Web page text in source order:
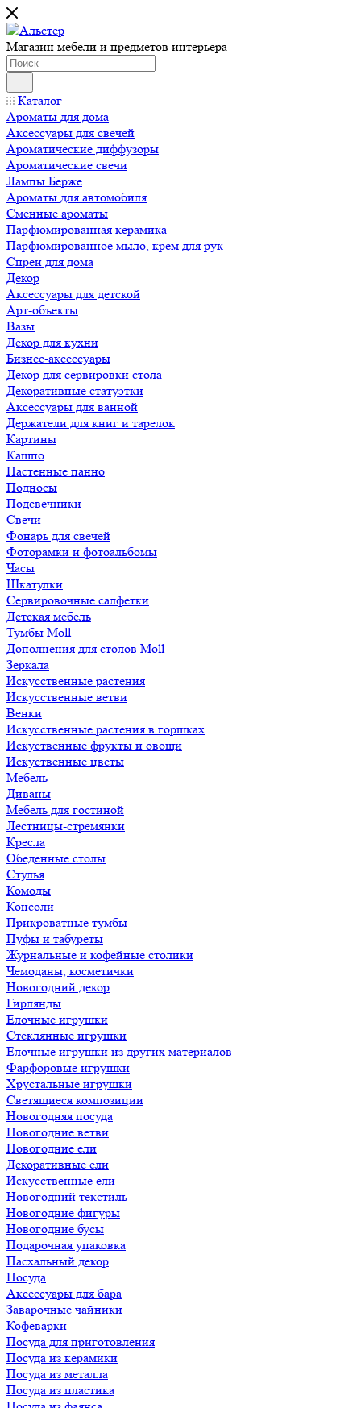
Магазин мебели и предметов интерьера
Каталог
Ароматы для дома
Аксессуары для свечей
Ароматические диффузоры
Ароматические свечи
Лампы Берже
Ароматы для автомобиля
Сменные ароматы
Парфюмированная керамика
Парфюмированное мыло, крем для рук
Спреи для дома
Декор
Аксессуары для детской
Арт-объекты
Вазы
Декор для кухни
Бизнес-аксессуары
Декор для сервировки стола
Декоративные статуэтки
Аксессуары для ванной
Держатели для книг и тарелок
Картины
Кашпо
Настенные панно
Подносы
Подсвечники
Свечи
Фонарь для свечей
Фоторамки и фотоальбомы
Часы
Шкатулки
Сервировочные салфетки
Детская мебель
Тумбы Moll
Дополнения для столов Moll
Зеркала
Искусственные растения
Искусственные ветви
Венки
Искусственные растения в горшках
Искуственные фрукты и овощи
Искуственные цветы
Мебель
Диваны
Мебель для гостиной
Лестницы-стремянки
Кресла
Обеденные столы
Стулья
Комоды
Консоли
Прикроватные тумбы
Пуфы и табуреты
Журнальные и кофейные столики
Чемоданы, косметички
Новогодний декор
Гирлянды
Елочные игрушки
Стеклянные игрушки
Елочные игрушки из других материалов
Фарфоровые игрушки
Хрустальные игрушки
Светящиеся композиции
Новогодняя посуда
Новогодние ветви
Новогодние ели
Декоративные ели
Искусственные ели
Новогодний текстиль
Новогодние фигуры
Новогодние бусы
Подарочная упаковка
Пасхальный декор
Посуда
Аксессуары для бара
Заварочные чайники
Кофеварки
Посуда для приготовления
Посуда из керамики
Посуда из металла
Посуда из пластика